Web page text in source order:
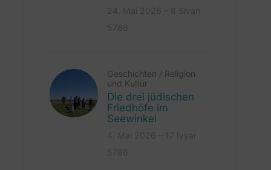
Geschichten / Religion
und Kultur
Die drei jüdischen
Friedhöfe im
Seewinkel